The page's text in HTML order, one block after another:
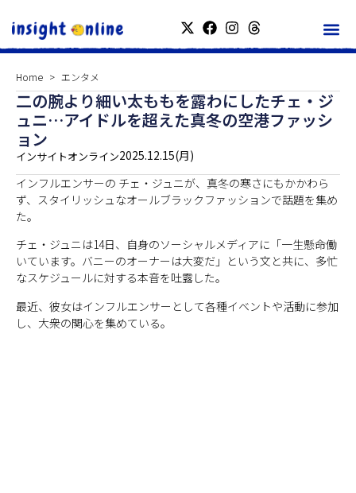
Home エンタメ
二の腕より細い太ももを露わにしたチェ・ジ
ュニ…アイドルを超えた真冬の空港ファッシ
ョン
インサイトオンライン2025.12.15(月)
インフルエンサーの チェ・ジュニが、真冬の寒さにもかかわら
ず、スタイリッシュなオールブラックファッションで話題を集め
た。
チェ・ジュニは14日、自身のソーシャルメディアに「一生懸命働
いています。バニーのオーナーは大変だ」という文と共に、多忙
なスケジュールに対する本音を吐露した。
最近、彼女はインフルエンサーとして各種イベントや活動に参加
し、大衆の関心を集めている。